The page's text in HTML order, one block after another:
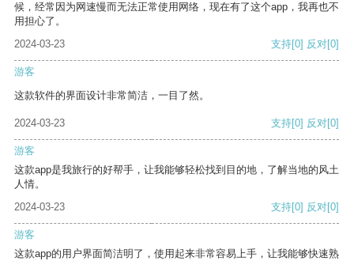
候，经常因为网速慢而无法正常使用网络，现在有了这个app，我再也不
用担心了。
2024-03-23
支持[0] 反对[0]
游客
这款软件的界面设计非常简洁，一目了然。
2024-03-23 支持[0] 反对[0]
游客
这款app是我旅行的好帮手，让我能够轻松找到目的地，了解当地的风土
人情。
2024-03-23
支持[0] 反对[0]
游客
这款app的用户界面简洁明了，使用起来非常容易上手，让我能够快速熟